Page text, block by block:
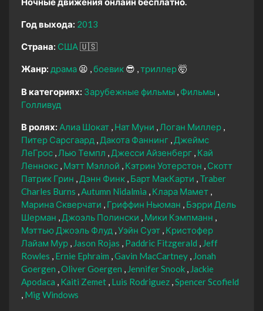
Год выхода: 2013
Страна: США🇺🇸
Жанр: драма 😫 боевик 😎 триллер🤯
В категориях: Зарубежные фильмы
Фильмы
Голливуд
В ролях: Алиа Шокат Нат Муни
Логан Миллер
Питер Сарсгаард
Дакота Фаннинг Джеймс
ЛеГрос Лью Темпл Джесси Айзенберг Кай
Леннокс Мэтт Мэллой Кэтрин Уотерстон
Скотт
Патрик Грин
Дэнн Финк Барт МакКарти
Traber
Charles Burns Autumn Nidalmia
Клара Мамет
Марина Скверчати
Гриффин Ньюман
Бэрри Дель
Шерман
Джоэль Полински
Мики Кэмпманн
Мэттью Джоэль Флуд Уэйн Суэт Кристофер
Лайам Мур
Jason Rojas Paddric Fitzgerald
Jeff
Rowles
Ernie Ephraim Gavin MacCartney
Jonah
Goergen Oliver Goergen Jennifer Snook
Jackie
Apodaca
Kaiti Zemet Luis Rodriguez Spencer Scofield
Mig Windows